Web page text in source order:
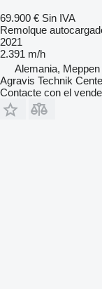
69.900 € Sin IVA
Remolque
2021
2.391 m/h
Alemania, Meppen
Agravis Technik
Contacte con el